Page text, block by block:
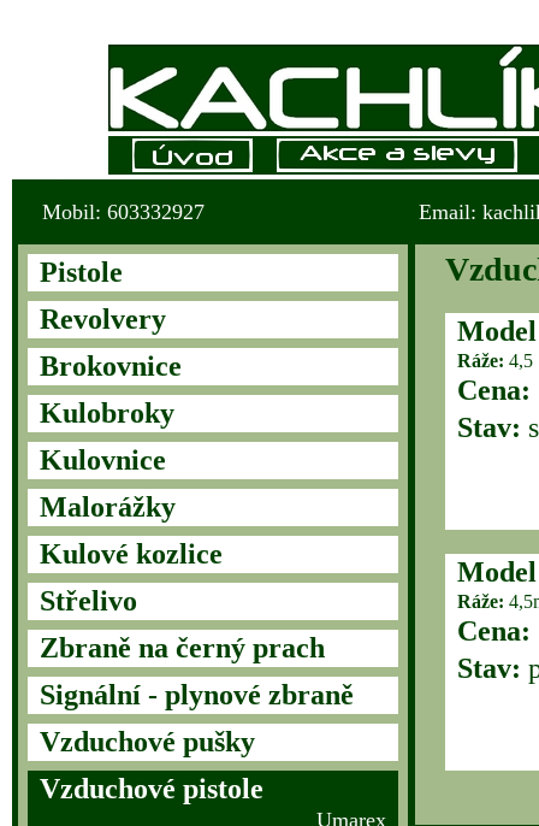
Pistole
Revolvery
Brokovnice
Kulobroky
Kulovnice
Malorážky
Kulové kozlice
Střelivo
Zbraně na černý prach
Signální - plynové zbraně
Vzduchové pušky
Vzduchové pistole
Umarex
Mobil: 603332927 Email:
Ráže: 4,5
Cena:
Stav:
Ráže:
Cena:
Stav: